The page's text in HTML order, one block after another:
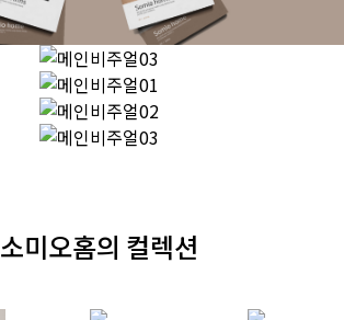
소미오홈의 컬렉션